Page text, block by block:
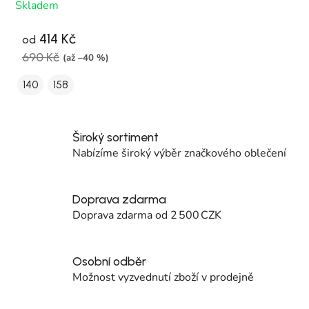
Skladem
od 414 Kč
690 Kč (až –40 %)
140 158
Široký sortiment
Nabízíme široký výběr značkového oblečení
Doprava zdarma
Doprava zdarma od 2 500 CZK
Osobní odběr
Možnost vyzvednutí zboží v prodejně